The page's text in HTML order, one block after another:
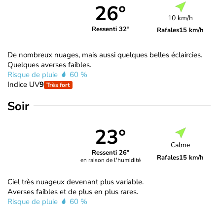
26°
Ressenti 32°
10 km/h
Rafales15 km/h
De nombreux nuages, mais aussi quelques belles éclaircies.
Quelques averses faibles.
Risque de pluie
60 %
Indice UV9 Très fort
Soir
23°
Ressenti 26°
en raison de l'humidité
Calme
Rafales15 km/h
Ciel très nuageux devenant plus variable.
Averses faibles et de plus en plus rares.
Risque de pluie
60 %